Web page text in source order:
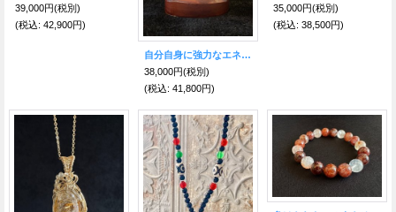
39,000円(税別)
(税込: 42,900円)
自分自身に強力なエネルギーを得る！神秘の天然水晶群 B 虹入り
38,000円(税別)
(税込: 41,800円)
35,000円(税別)
(税込: 38,500円)